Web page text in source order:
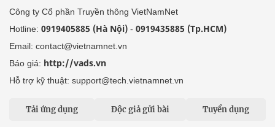
Công ty Cổ phần Truyền thông VietNamNet
Hotline: 0919405885 (Hà Nội) - 0919435885 (Tp.HCM)
Email: contact@vietnamnet.vn
Báo giá: http://vads.vn
Hỗ trợ kỹ thuật: support@tech.vietnamnet.vn
Tải ứng dụng Độc giả gửi bài Tuyển dụng